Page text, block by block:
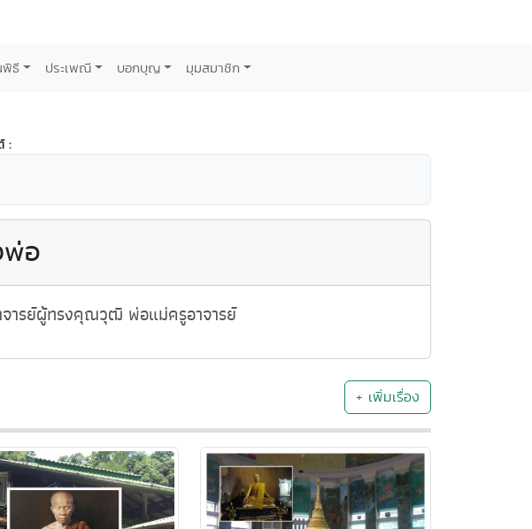
พิธี ประเพณี บอกบุญ มุมสมาชิก
:
พ่อ
จารย์ผู้ทรงคุณวุฒิ พ่อแม่ครูอาจารย์
+ เพิ่มเรื่อง